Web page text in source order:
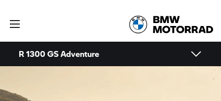
R 1300 GS Adventure